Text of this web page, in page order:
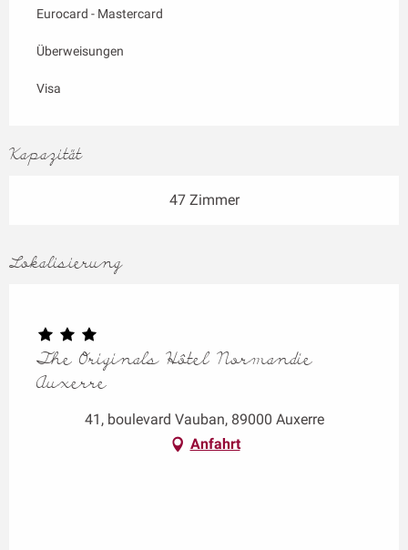
Eurocard - Mastercard
Überweisungen
Visa
Kapazität
47 Zimmer
Lokalisierung
The Originals Hôtel Normandie
Auxerre
41, boulevard Vauban, 89000 Auxerre
Anfahrt